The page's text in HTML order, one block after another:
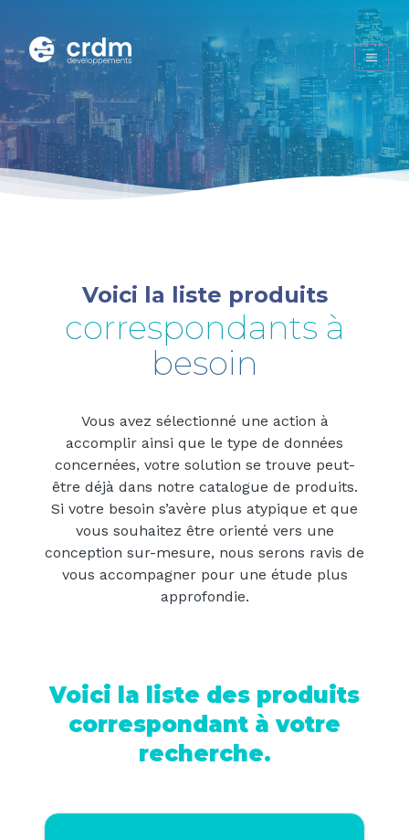
Voici la liste produits
correspondants à
besoin
Vous avez sélectionné une action à
accomplir ainsi que le type de données
concernées, votre solution se trouve peut-
être déjà dans notre catalogue de produits.
Si votre besoin s’avère plus atypique et que
vous souhaitez être orienté vers une
conception sur-mesure, nous serons ravis de
vous accompagner pour une étude plus
approfondie.
Voici la liste des produits
correspondant à votre
recherche.